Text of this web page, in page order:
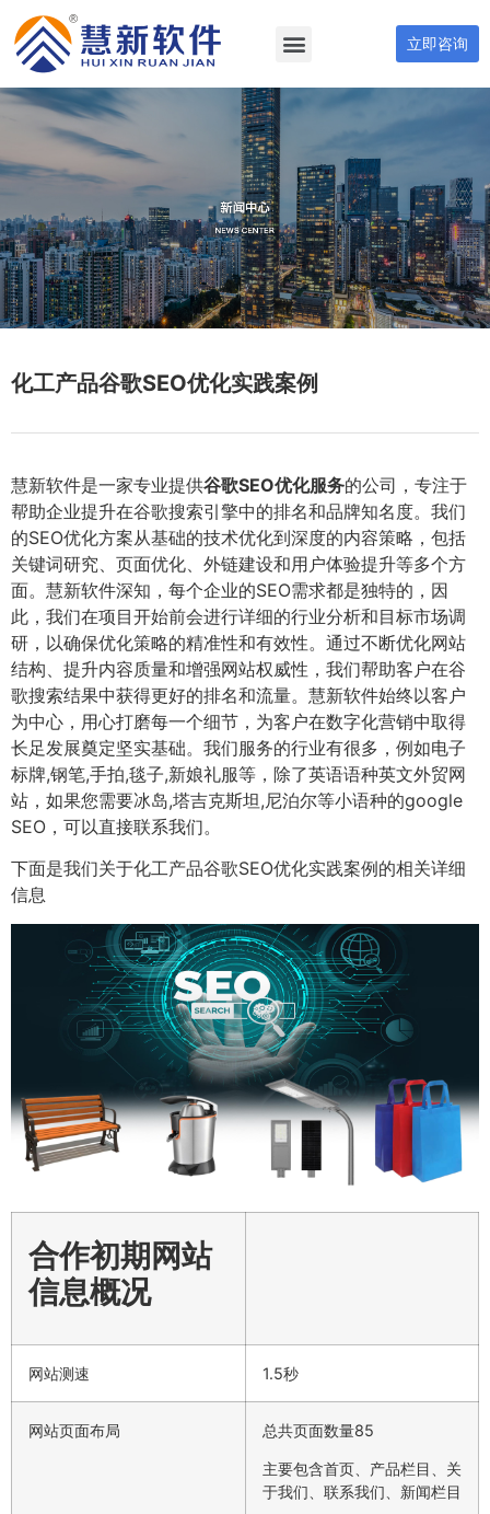
立即咨询
化工产品谷歌SEO优化实践案例
慧新软件是一家专业提供谷歌SEO优化服务的公司，专注于
帮助企业提升在谷歌搜索引擎中的排名和品牌知名度。我们
的SEO优化方案从基础的技术优化到深度的内容策略，包括
关键词研究、页面优化、外链建设和用户体验提升等多个方
面。慧新软件深知，每个企业的SEO需求都是独特的，因
此，我们在项目开始前会进行详细的行业分析和目标市场调
研，以确保优化策略的精准性和有效性。通过不断优化网站
结构、提升内容质量和增强网站权威性，我们帮助客户在谷
歌搜索结果中获得更好的排名和流量。慧新软件始终以客户
为中心，用心打磨每一个细节，为客户在数字化营销中取得
长足发展奠定坚实基础。我们服务的行业有很多，例如电子
标牌,钢笔,手拍,毯子,新娘礼服等，除了英语语种英文外贸网
站，如果您需要冰岛,塔吉克斯坦,尼泊尔等小语种的google
SEO，可以直接联系我们。
下面是我们关于化工产品谷歌SEO优化实践案例的相关详细
信息
合作初期网站
信息概况
网站测速 1.5秒
网站页面布局 总共页面数量85
主要包含首页、产品栏目、关
于我们、联系我们、新闻栏目